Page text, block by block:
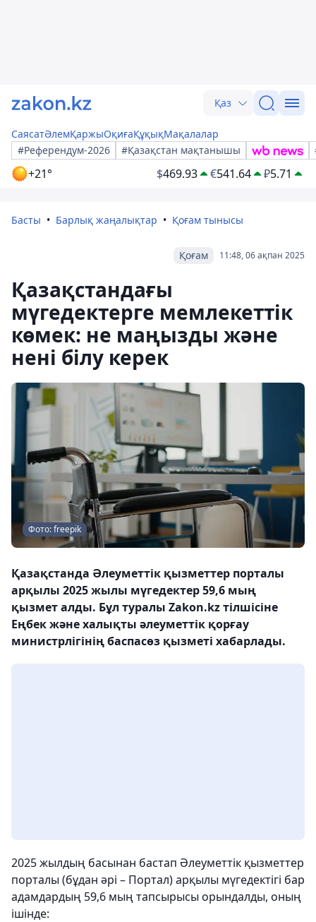
Қаз
СаясатӘлемҚаржыОқиғаҚұқықМақалалар
#Референдум-2026
#Қазақстан мақтанышы
+21° $469.93 €541.64 ₽5.71
Басты Барлық жаңалықтар Қоғам тынысы
11:48, 06 ақпан 2025
Қоғам
Қазақстандағы
мүгедектерге мемлекеттік
көмек: не маңызды және
нені білу керек
Фото: freepik
Қазақстанда Әлеуметтік қызметтер порталы
арқылы 2025 жылы мүгедектер 59,6 мың
қызмет алды. Бұл туралы Zakon.kz тілшісіне
Еңбек және халықты әлеуметтік қорғау
министрлігінің баспасөз қызметі хабарлады.
2025 жылдың басынан бастап Әлеуметтік қызметтер
порталы (бұдан әрі – Портал) арқылы мүгедектігі бар
адамдардың 59,6 мың тапсырысы орындалды, оның
ішінде: